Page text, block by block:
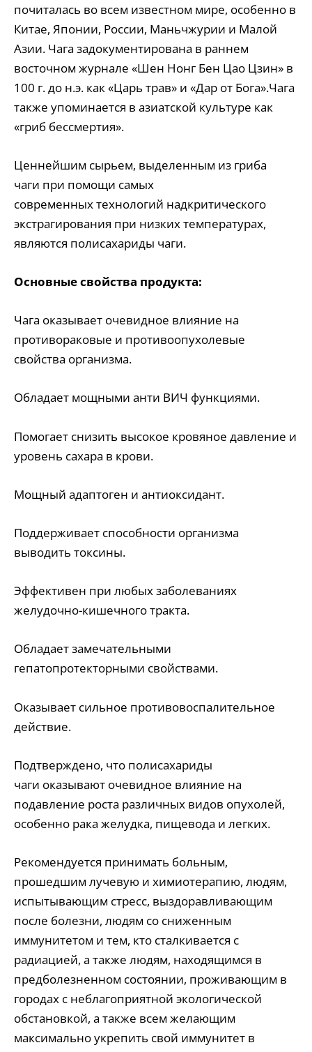
почиталась во всем известном мире, особенно в
Китае, Японии, России, Маньчжурии и Малой
Азии. Чага задокументирована в раннем
восточном журнале «Шен Нонг Бен Цао Цзин» в
100 г. до н.э. как «Царь трав» и «Дар от Бога».Чага
также упоминается в азиатской культуре как
«гриб бессмертия».
Ценнейшим сырьем, выделенным из гриба
чаги при помощи самых
современных технологий надкритического
экстрагирования при низких температурах,
являются полисахариды чаги.
Основные свойства продукта:
Чага оказывает очевидное влияние на
противораковые и противоопухолевые
свойства организма.
Обладает мощными анти ВИЧ функциями.
Помогает снизить высокое кровяное давление и
уровень сахара в крови.
Мощный адаптоген и антиоксидант.
Поддерживает способности организма
выводить токсины.
Эффективен при любых заболеваниях
желудочно-кишечного тракта.
Обладает замечательными
гепатопротекторными свойствами.
Оказывает сильное противовоспалительное
действие.
Подтверждено, что полисахариды
чаги оказывают очевидное влияние на
подавление роста различных видов опухолей,
особенно рака желудка, пищевода и легких.
Рекомендуется принимать больным,
прошедшим лучевую и химиотерапию, людям,
испытывающим стресс, выздоравливающим
после болезни, людям со сниженным
иммунитетом и тем, кто сталкивается с
радиацией, а также людям, находящимся в
предболезненном состоянии, проживающим в
городах с неблагоприятной экологической
обстановкой, а также всем желающим
максимально укрепить свой иммунитет в